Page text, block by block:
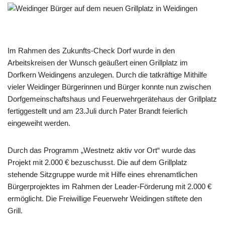
Im Rahmen des Zukunfts-Check Dorf wurde in den
Arbeitskreisen der Wunsch geäußert einen Grillplatz im
Dorfkern Weidingens anzulegen. Durch die tatkräftige Mithilfe
vieler Weidinger Bürgerinnen und Bürger konnte nun zwischen
Dorfgemeinschaftshaus und Feuerwehrgerätehaus der Grillplatz
fertiggestellt und am 23.Juli durch Pater Brandt feierlich
eingeweiht werden.
Durch das Programm „Westnetz aktiv vor Ort“ wurde das
Projekt mit 2.000 € bezuschusst. Die auf dem Grillplatz
stehende Sitzgruppe wurde mit Hilfe eines ehrenamtlichen
Bürgerprojektes im Rahmen der Leader-Förderung mit 2.000 €
ermöglicht. Die Freiwillige Feuerwehr Weidingen stiftete den
Grill.